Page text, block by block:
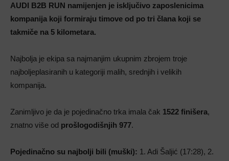
AUDI B2B RUN namijenjen je isključivo zaposlenicima
kompanija koji formiraju timove od po tri člana koji se
takmiče na 5 kilometara.
Najbolja je ekipa sa najmanjim ukupnim zbrojem troje
najboljeplasiranih u kategoriji malih, srednjih i velikih
kompanija.
Zanimljivo je da je pojedinačno trka imala čak 1522 finišera,
znatno više od prošlogodišnjih 977.
Pojedinačno su najbolji bili (muški): 1. Adi Šaljić (17:28), 2.